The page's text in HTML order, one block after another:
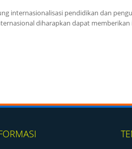
internasionalisasi pendidikan dan
diharapkan dapat